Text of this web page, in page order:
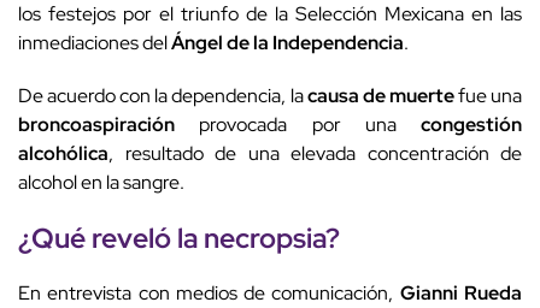
los festejos por el triunfo de la Selección Mexicana en las
inmediaciones delÁngel de la Independencia.
De acuerdo con la dependencia, lacausa de muertefue una
broncoaspiración provocada por una congestión
alcohólica, resultado de una elevada concentración de
alcohol en la sangre.
¿Qué reveló lanecropsia?
En entrevista con medios de comunicación, Gianni Rueda